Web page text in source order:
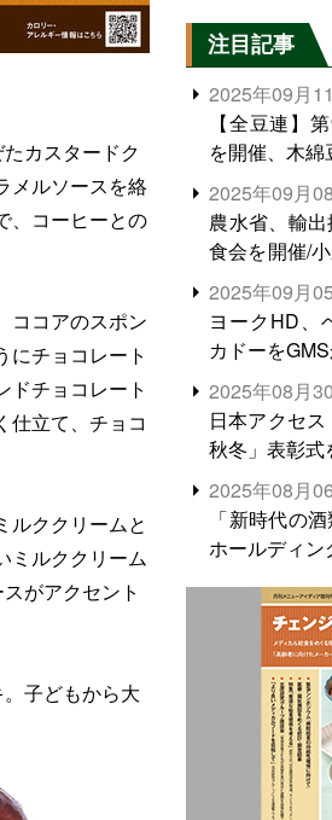
カスタードク
メルソースを絡
、コーヒーとの
ココアのスポン
にチョコレート
ドチョコレート
仕立て、チョコ
ルククリームと
ミルククリーム
がアクセント
子どもから大
注目記事
2025年09月
【全豆連】
を開催、木
2025年09月
農水省、輸
食会を開催/
界でトップを
米輸出需要の
2025年09月
ヨークHD、
カドーを
2025年08月
日本アクセ
秋冬」表彰式
2025年08月
「新時代の
ホールディン